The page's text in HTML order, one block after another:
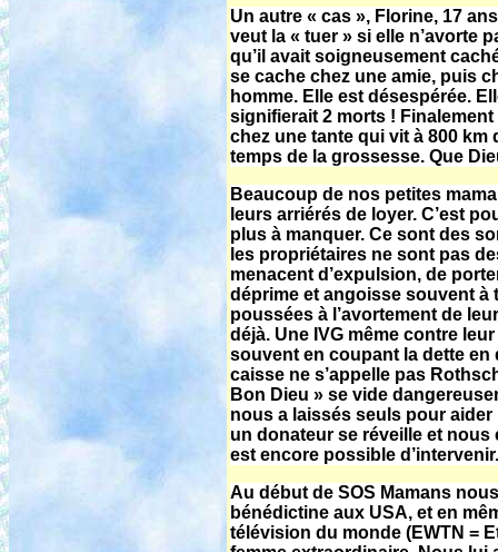
Un autre « cas », Florine, 17
veut la « tuer » si elle n’avorte
qu’il avait soigneusement
se cache chez une amie, puis
homme. Elle est désespérée.
signifierait 2 morts !
chez une tante qui vit à 800 km
temps de la grossesse. Que
Beaucoup de nos petites
leurs arriérés de loyer. C’est
plus à manquer. Ce sont des
les propriétaires ne sont pas
menacent d’expulsion, de
déprime et angoisse souvent à
poussées à l’avortement de
déjà. Une IVG même contre
souvent en coupant la dette en
caisse ne s’appelle pas
Bon Dieu » se vide
nous a laissés seuls pour
un donateur se réveille et nous
est encore possible
Au début de SOS Mamans
bénédictine aux USA, et en
télévision du monde (EWTN =